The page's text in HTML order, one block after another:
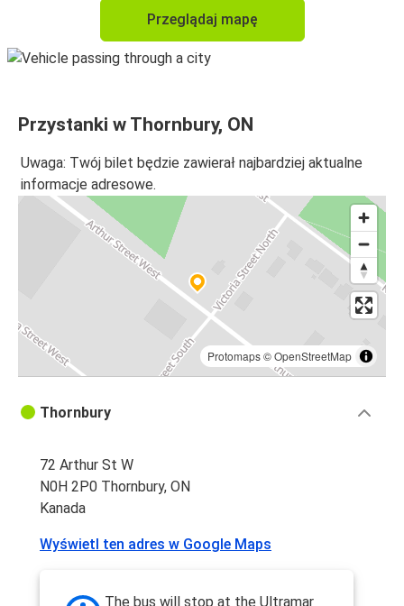
Przeglądaj mapę
Przystanki w Thornbury, ON
Uwaga: Twój bilet będzie zawierał najbardziej aktualne
informacje adresowe.
Protomaps©OpenStreetMap
Thornbury
72 Arthur St W
N0H 2P0 Thornbury, ON
Kanada
Wyświetl ten adres w Google Maps
The bus will stop at the Ultramar